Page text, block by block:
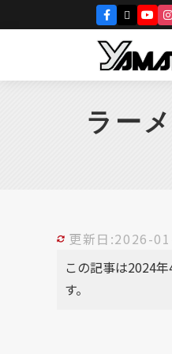
ラー
更新日:2026-
この記事は2024
す。